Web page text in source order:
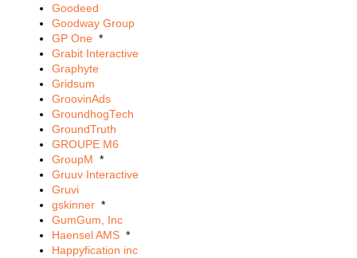
Goodeed
Goodway Group
GP One *
Grabit Interactive
Graphyte
Gridsum
GroovinAds
GroundhogTech
GroundTruth
GROUPE M6
GroupM *
Gruuv Interactive
Gruvi
gskinner *
GumGum, Inc
Haensel AMS *
Happyfication inc